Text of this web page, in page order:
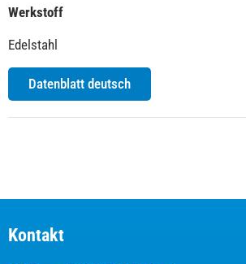
Werkstoff
Edelstahl
Datenblatt deutsch
Kontakt